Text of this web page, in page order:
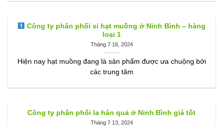
Công ty phân phối sỉ hạt muồng ở Ninh Bình – hàng
loại 1
Tháng 7 16, 2024
Hiện nay hạt muồng đang là sản phẩm được ưa chuộng bởi
các trung tâm
Công ty phân phối la hán quả ở Ninh Bình giá tốt
Tháng 7 13, 2024